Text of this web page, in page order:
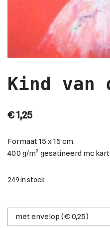
Kind van
€1,25
Formaat15 x 15 cm.
400 g/m² gesatineerd mc
249 in stock